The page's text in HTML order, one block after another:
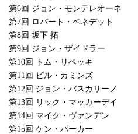
第6回 ジョン・モンテレオーネ
第7回 ロバート・ベネデット
第8回 坂下 拓
第9回 ジョン・ザイドラー
第10回 トム・リベッキ
第11回 ビル・カミンズ
第12回 ジョン・バスカリーノ
第13回 リック・マッカーデイ
第14回 マイク・ヴァンデン
第15回 ケン・パーカー